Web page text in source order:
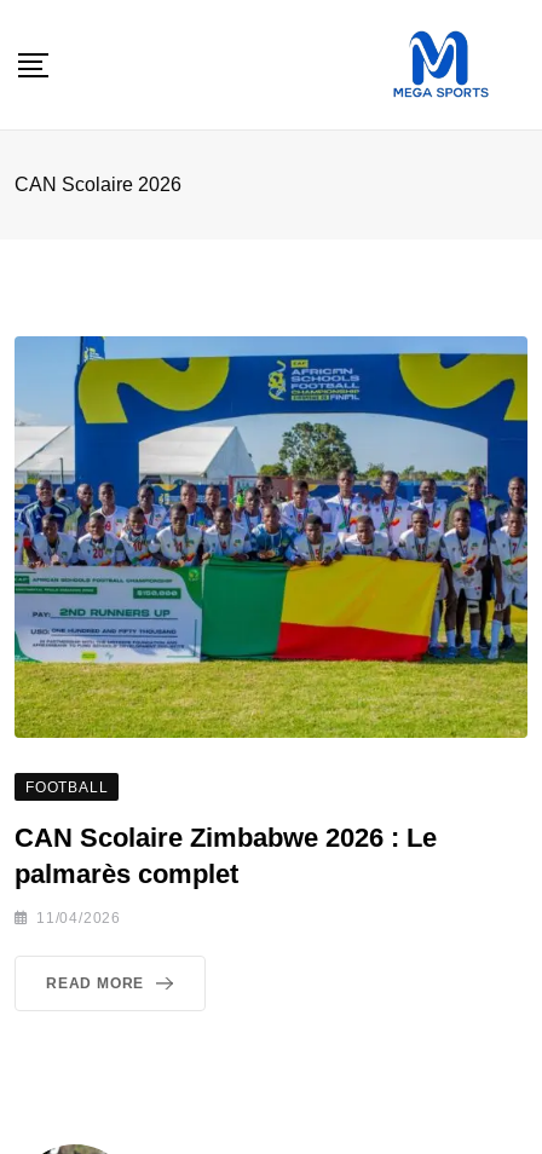
CAN Scolaire 2026
FOOTBALL
CAN Scolaire Zimbabwe 2026 : Le
palmarès complet
11/04/2026
READ MORE